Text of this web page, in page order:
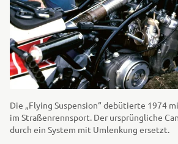
Die „Flying Suspension“ debütierte 1974
im Straßenrennsport. Der ursprüngliche
durch ein System mit Umlenkung ersetzt.